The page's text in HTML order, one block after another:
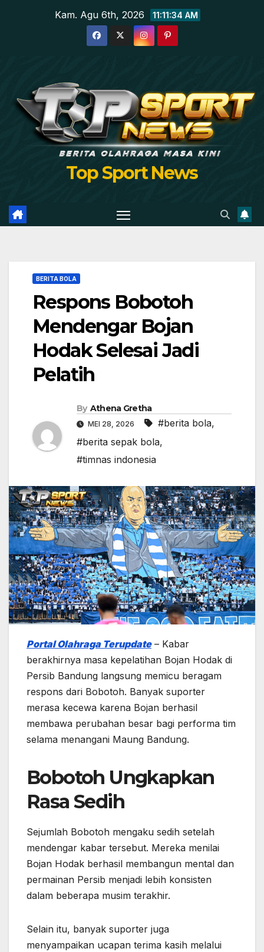
Kam. Agu 6th, 2026 11:11:35 AM
Top Sport News
BERITA BOLA
Respons Bobotoh
Mendengar Bojan
Hodak Selesai Jadi
Pelatih
By Athena Gretha
MEI 28, 2026 #berita bola,
#berita sepak bola,
#timnas indonesia
Portal Olahraga Terupdate– Kabar
berakhirnya masa kepelatihan Bojan Hodak di
Persib Bandung langsung memicu beragam
respons dari Bobotoh. Banyak suporter
merasa kecewa karena Bojan berhasil
membawa perubahan besar bagi performa tim
selama menangani Maung Bandung.
Bobotoh Ungkapkan
Rasa Sedih
Sejumlah Bobotoh mengaku sedih setelah
mendengar kabar tersebut. Mereka menilai
Bojan Hodak berhasil membangun mental dan
permainan Persib menjadi lebih konsisten
dalam beberapa musim terakhir.
Selain itu, banyak suporter juga
menyampaikan ucapan terima kasih melalui